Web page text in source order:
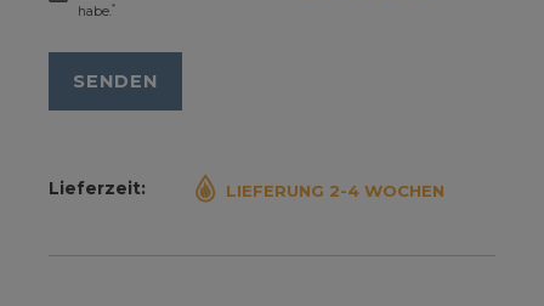
habe.*
SENDEN
Lieferzeit: LIEFERUNG 2-4 WOCHEN